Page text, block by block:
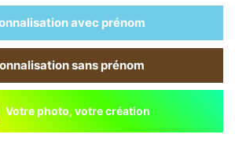
avec prénom
sans prénom
Votre photo, votre création